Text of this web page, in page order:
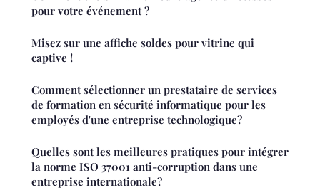
pour votre événement ?
Misez sur une affiche soldes pour vitrine qui
captive !
Comment sélectionner un prestataire de services
de formation en sécurité informatique pour les
employés d'une entreprise technologique?
Quelles sont les meilleures pratiques pour intégrer
la norme ISO 37001 anti-corruption dans une
entreprise internationale?